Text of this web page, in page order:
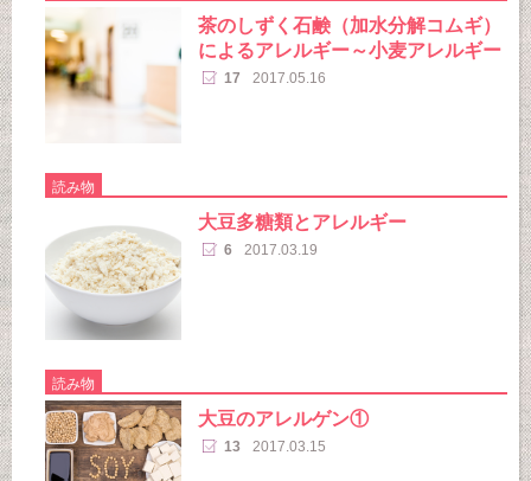
茶のしずく石鹸（加水分解コムギ）
によるアレルギー～小麦アレルギー
17 2017.05.16
読み物
大豆多糖類とアレルギー
6 2017.03.19
読み物
大豆のアレルゲン①
13 2017.03.15